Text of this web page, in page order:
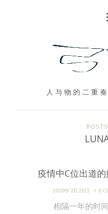
人 与 物 的 二 重
疫情中C位出道
2020年7月28日 0
相隔一年的时